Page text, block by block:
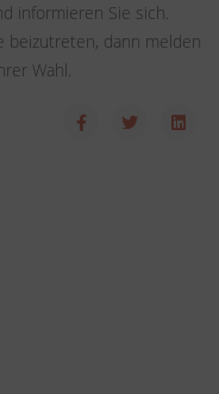
informieren Sie sich.
beizutreten, dann melden
Wahl.